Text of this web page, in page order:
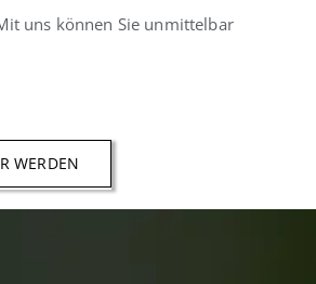
uns können Sie unmittelbar
WERDEN